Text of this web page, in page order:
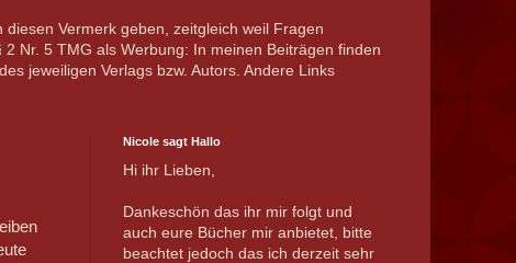
Vermerk geben, zeitgleich weil Fragen
Nr. 5 TMG als Werbung: In meinen Beiträgen finden
jeweiligen Verlags bzw. Autors. Andere Links
Nicole sagt Hallo
Hi ihr Lieben,
Dankeschön das ihr mir folgt und
auch eure Bücher mir anbietet, bitte
beachtet jedoch das ich derzeit sehr